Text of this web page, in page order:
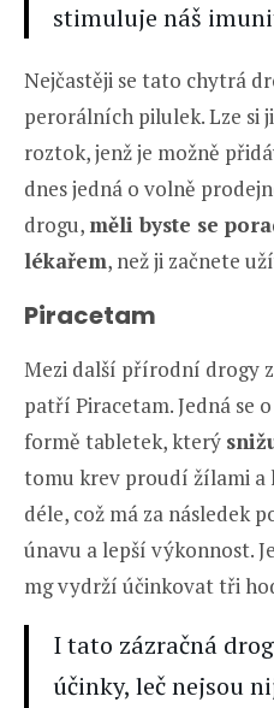
stimuluje náš
Nejčastěji se tato chytrá
perorálních pilulek. Lze si
roztok, jenž je možně
dnes jedná o volně
drogu, měli byste se
lékařem, než ji začnete
Piracetam
Mezi další přírodní drogy
patří Piracetam. Jedná se
formě tabletek, který
tomu krev proudí žílami a
déle, což má za následek
únavu a lepší výkonnost.
mg vydrží účinkovat tři
I tato zázračná
účinky, leč nejsou